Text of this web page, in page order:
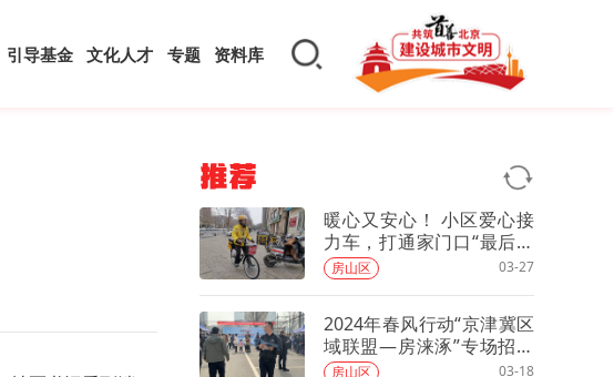
引导基金 文化人才 专题 资料库
推荐
暖心又安心！ 小区爱心接
力车，打通家门口“最后一
百米”
房山区 03-27
2024年春风行动“京津冀区
域联盟—房涞涿”专场招聘
会供岗3000个
房山区 03-18